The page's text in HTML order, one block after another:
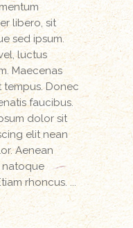
libero, sit
sed ipsum.
luctus
Maecenas
Donec
faucibus.
dolor sit
elit nean
Aenean
natoque
rhoncus.